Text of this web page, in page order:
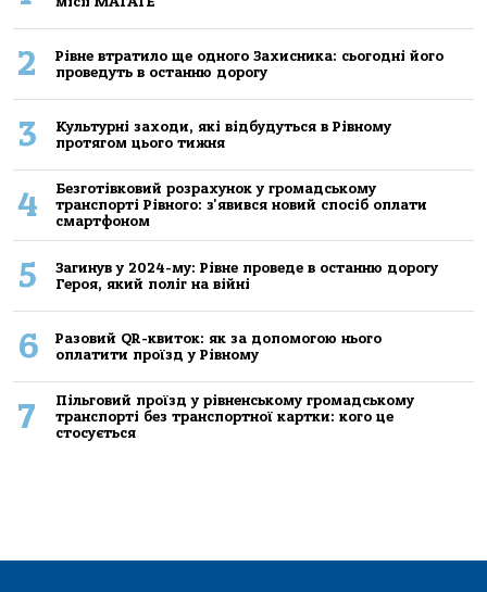
2
Рівне втратило ще одного Захисника: сьогодні його
проведуть в останню дорогу
3
Культурні заходи, які відбудуться в Рівному
протягом цього тижня
4
Безготівковий розрахунок у громадському
транспорті Рівного: з'явився новий спосіб оплати
смартфоном
5
Загинув у 2024-му: Рівне проведе в останню дорогу
Героя, який поліг на війні
6
Разовий QR-квиток: як за допомогою нього
оплатити проїзд у Рівному
7
Пільговий проїзд у рівненському громадському
транспорті без транспортної картки: кого це
стосується